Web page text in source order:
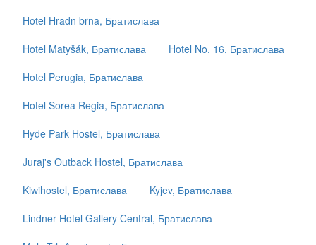
Hotel Hradn brna, Братислава
Hotel Matyšák, Братислава
Hotel No. 16, Братислава
Hotel Perugia, Братислава
Hotel Sorea Regia, Братислава
Hyde Park Hostel, Братислава
Juraj's Outback Hostel, Братислава
Kiwihostel, Братислава
Kyjev, Братислава
Lindner Hotel Gallery Central, Братислава